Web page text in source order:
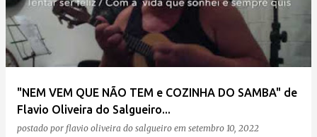
"NEM VEM QUE NÃO TEM e COZINHA DO SAMBA" de
Flavio Oliveira do Salgueiro...
postado por flavio oliveira do salgueiro em setembro 10, 2022